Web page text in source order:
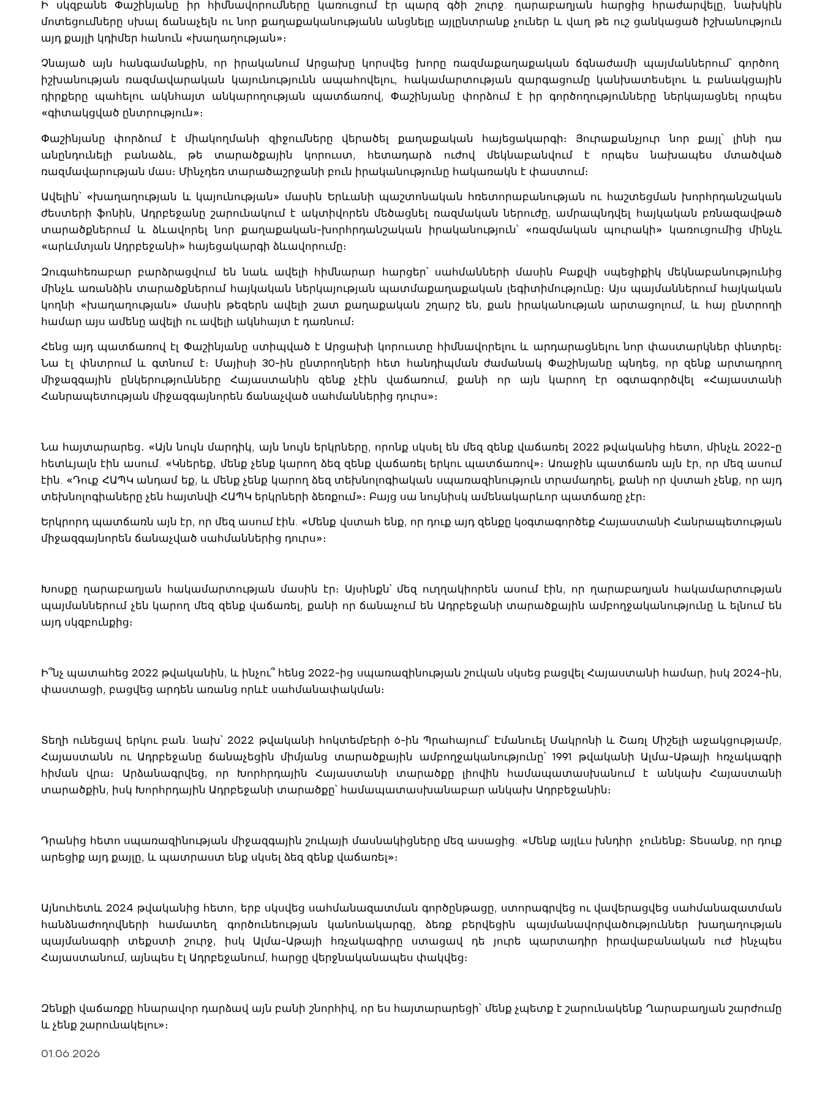
Ի սկզբանե Փաշինյանը իր հիմնավորումները կառուցում էր պարզ գծի շուրջ. ղարաբաղյան հարցից հրաժարվելը, նախկին
մոտեցումները սխալ ճանաչելն ու նոր քաղաքականությանն անցնելը այլընտրանք չուներ և վաղ թե ուշ ցանկացած իշխանություն
այդ քայլի կդիմեր հանուն «խաղաղության»։
Չնայած այն հանգամանքին, որ իրականում Արցախը կորսվեց խորը ռազմաքաղաքական ճգնաժամի պայմաններում՝ գործող
իշխանության ռազմավարական կայունությունն ապահովելու, հակամարտության զարգացումը կանխատեսելու և բանակցային
դիրքերը պահելու ակնհայտ անկարողության պատճառով, Փաշինյանը փորձում է իր գործողությունները ներկայացնել որպես
«գիտակցված ընտրություն»։
Փաշինյանը փորձում է միակողմանի զիջումները վերածել քաղաքական հայեցակարգի։ Յուրաքանչյուր նոր քայլ՝ լինի դա
անընդունելի բանաձև, թե տարածքային կորուստ, հետադարձ ուժով մեկնաբանվում է որպես նախապես մտածված
ռազմավարության մաս։ Մինչդեռ տարածաշրջանի բուն իրականությունը հակառակն է փաստում։
Ավելին՝ «խաղաղության և կայունության» մասին Երևանի պաշտոնական հռետորաբանության ու հաշտեցման խորհրդանշական
ժեստերի ֆոնին, Ադրբեջանը շարունակում է ակտիվորեն մեծացնել ռազմական ներուժը, ամրապնդվել հայկական բռնազավթած
տարածքներում և ձևավորել նոր քաղաքական-խորհրդանշական իրականություն՝ «ռազմական պուրակի» կառուցումից մինչև
«արևմտյան Ադրբեջանի» հայեցակարգի ձևավորումը։
Զուգահեռաբար բարձրացվում են նաև ավելի հիմնարար հարցեր՝ սահմանների մասին Բաքվի սպեցիքիկ մեկնաբանությունից
մինչև առանձին տարածքներում հայկական ներկայության պատմաքաղաքական լեգիտիմությունը։ Այս պայմաններում հայկական
կողնի «խաղաղության» մասին թեզերն ավելի շատ քաղաքական շղարշ են, քան իրականության արտացոլում, և հայ ընտրողի
համար այս ամենը ավելի ու ավելի ակնհայտ է դառնում։
Հենց այդ պատճառով էլ Փաշինյանը ստիպված է Արցախի կորուստը հիմնավորելու և արդարացնելու նոր փաստարկներ փնտրել։
Նա էլ փնտրում և գտնում է։ Մայիսի 30-ին ընտրողների հետ հանդիպման ժամանակ Փաշինյանը պնդեց, որ զենք արտադրող
միջազգային ընկերությունները Հայաստանին զենք չէին վաճառում, քանի որ այն կարող էր օգտագործվել «Հայաստանի
Հանրապետության միջազգայնորեն ճանաչված սահմաններից դուրս»։
Նա հայտարարեց․ «Այն նույն մարդիկ, այն նույն երկրները, որոնք սկսել են մեզ զենք վաճառել 2022 թվականից հետո, մինչև 2022-ը
հետևյալն էին ասում. «Կներեք, մենք չենք կարող ձեզ զենք վաճառել երկու պատճառով»։ Առաջին պատճառն այն էր, որ մեզ ասում
էին. «Դուք ՀԱՊԿ անդամ եք, և մենք չենք կարող ձեզ տեխնոլոգիական սպառազինություն տրամադրել, քանի որ վստահ չենք, որ այդ
տեխնոլոգիաները չեն հայտնվի ՀԱՊԿ երկրների ձեռքում»։ Բայց սա նույնիսկ ամենակարևոր պատճառը չէր։
Երկրորդ պատճառն այն էր, որ մեզ ասում էին. «Մենք վստահ ենք, որ դուք այդ զենքը կօգտագործեք Հայաստանի Հանրապետության
միջազգայնորեն ճանաչված սահմաններից դուրս»։
Խոսքը ղարաբաղյան հակամարտության մասին էր։ Այսինքն՝ մեզ ուղղակիորեն ասում էին, որ ղարաբաղյան հակամարտության
պայմաններում չեն կարող մեզ զենք վաճառել, քանի որ ճանաչում են Ադրբեջանի տարածքային ամբողջականությունը և ելնում են
այդ սկզբունքից։
Ի՞նչ պատահեց 2022 թվականին, և ինչու՞ հենց 2022-ից սպառազինության շուկան սկսեց բացվել Հայաստանի համար, իսկ 2024-ին,
փաստացի, բացվեց արդեն առանց որևէ սահմանափակման։
Տեղի ունեցավ երկու բան. նախ՝ 2022 թվականի հոկտեմբերի 6-ին Պրահայում՝ Էմանուել Մակրոնի և Շառլ Միշելի աջակցությամբ,
Հայաստանն ու Ադրբեջանը ճանաչեցին միմյանց տարածքային ամբողջականությունը՝ 1991 թվականի Ալմա-Աթայի հռչակագրի
հիման վրա։ Արձանագրվեց, որ Խորհրդային Հայաստանի տարածքը լիովին համապատասխանում է անկախ Հայաստանի
տարածքին, իսկ Խորհրդային Ադրբեջանի տարածքը՝ համապատասխանաբար անկախ Ադրբեջանին։
Դրանից հետո սպառազինության միջազգային շուկայի մասնակիցները մեզ ասացից. «Մենք այլևս խնդիր չունենք։ Տեսանք, որ դուք
արեցիք այդ քայլը, և պատրաստ ենք սկսել ձեզ զենք վաճառել»։
Այնուհետև 2024 թվականից հետո, երբ սկսվեց սահմանազատման գործընթացը, ստորագրվեց ու վավերացվեց սահմանազատման
հանձնաժողովների համատեղ գործունեության կանոնակարգը, ձեռք բերվեցին պայմանավորվածություններ խաղաղության
պայմանագրի տեքստի շուրջ, իսկ Ալմա-Աթայի հռչակագիրը ստացավ դե յուրե պարտադիր իրավաբանական ուժ ինչպես
Հայաստանում, այնպես էլ Ադրբեջանում, հարցը վերջնականապես փակվեց։
Զենքի վաճառքը հնարավոր դարձավ այն բանի շնորհիվ, որ ես հայտարարեցի՝ մենք չպետք է շարունակենք Ղարաբաղյան շարժումը
և չենք շարունակելու»։
01.06.2026